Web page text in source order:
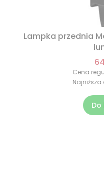
Lampka przednia
Cena
Najniższa
Do